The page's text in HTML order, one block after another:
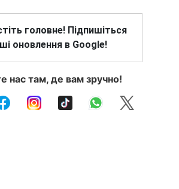
головне! Підпишіться
оновлення в Google!
нас там, де вам зручно!